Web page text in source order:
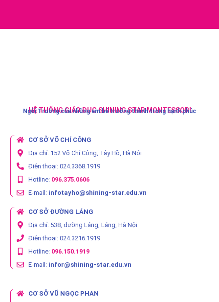
HỆ THỐNG GIÁO DỤC SHINING STAR MONTESSORI
Ngôi Trường của những em bé trưởng thành trong hạnh phúc
CƠ SỞ VÕ CHÍ CÔNG
Địa chỉ: 152 Võ Chí Công, Tây Hồ, Hà Nội
Điện thoại: 024.3368.1919
Hotline: 096.375.0606
E-mail: infotayho@shining-star.edu.vn
CƠ SỞ ĐƯỜNG LÁNG
Địa chỉ: 538, đường Láng, Láng, Hà Nội
Điện thoại: 024.3216.1919
Hotline: 096.150.1919
E-mail: infor@shining-star.edu.vn
CƠ SỞ VŨ NGỌC PHAN